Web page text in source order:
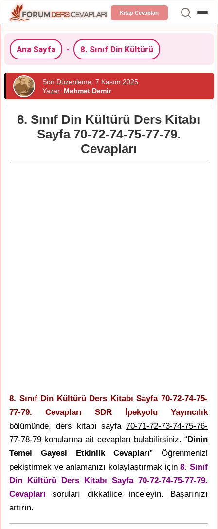
Kitap Cevapları
Ana Sayfa - 8. Sınıf Din Kültürü
Son Düzenleme: 7 Kasım 2025
Yazar: Mehmet Demir
8. Sınıf Din Kültürü Ders Kitabı
Sayfa 70-72-74-75-77-79.
Cevapları
8. Sınıf Din Kültürü Ders Kitabı Sayfa 70-72-74-75-
77-79. Cevapları SDR İpekyolu Yayıncılık
bölümünde, ders kitabı sayfa 70-71-72-73-74-75-76-
77-78-79 konularına ait cevapları bulabilirsiniz. “Dinin
Temel Gayesi Etkinlik Cevapları” Öğrenmenizi
pekiştirmek ve anlamanızı kolaylaştırmak için8. Sınıf
Din Kültürü Ders Kitabı Sayfa 70-72-74-75-77-79.
Cevapları soruları dikkatlice inceleyin. Başarınızı
artırın.